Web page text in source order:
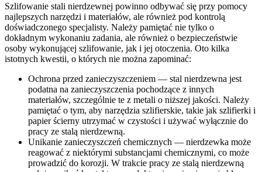
Szlifowanie stali nierdzewnej powinno odbywać się przy pomocy
najlepszych narzędzi i materiałów, ale również pod kontrolą
doświadczonego specjalisty. Należy pamiętać nie tylko o
dokładnym wykonaniu zadania, ale również o bezpieczeństwie
osoby wykonującej szlifowanie, jak i jej otoczenia. Oto kilka
istotnych kwestii, o których nie można zapominać:
Ochrona przed zanieczyszczeniem — stal nierdzewna jest
podatna na zanieczyszczenia pochodzące z innych
materiałów, szczególnie te z metali o niższej jakości. Należy
pamiętać o tym, aby narzędzia szlifierskie, takie jak szlifierki i
papier ścierny utrzymać w czystości i używać wyłącznie do
pracy ze stalą nierdzewną.
Unikanie zanieczyszczeń chemicznych — nierdzewka może
reagować z niektórymi substancjami chemicznymi, co może
prowadzić do korozji. W trakcie pracy ze stalą nierdzewną